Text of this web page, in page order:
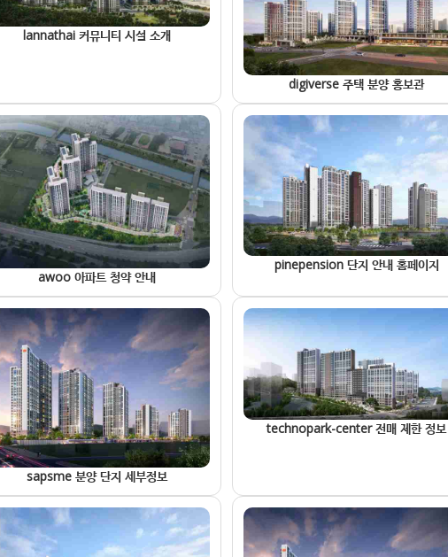
lannathai 커뮤니티 시설 소개
digiverse 주택 분양 홍보관
awoo 아파트 청약 안내
pinepension 단지 안내 홈페이지
sapsme 분양 단지 세부정보
technopark-center 전매 제한 정보